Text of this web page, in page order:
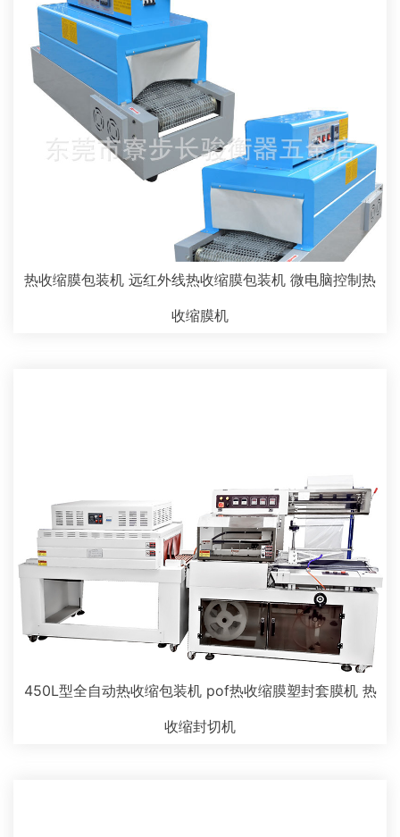
热收缩膜包装机 远红外线热收缩膜包装机 微电脑控制热
收缩膜机
450L型全自动热收缩包装机 pof热收缩膜塑封套膜机 热
收缩封切机